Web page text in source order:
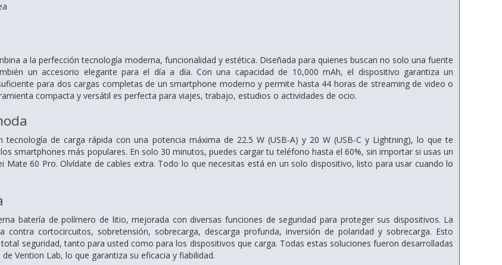
a la perfección tecnología moderna, funcionalidad y estética. Diseñada para quienes buscan no solo una fuente
un accesorio elegante para el día a día. Con una capacidad de 10,000 mAh, el dispositivo garantiza un
para dos cargas completas de un smartphone moderno y permite hasta 44 horas de streaming de video o
compacta y versátil es perfecta para viajes, trabajo, estudios o actividades de ocio.
tecnología de carga rápida con una potencia máxima de 22.5 W (USB-A) y 20 W (USB-C y Lightning), lo que te
smartphones más populares. En solo 30 minutos, puedes cargar tu teléfono hasta el 60%, sin importar si usas un
Mate 60 Pro. Olvídate de cables extra. Todo lo que necesitas está en un solo dispositivo, listo para usar cuando lo
batería de polímero de litio, mejorada con diversas funciones de seguridad para proteger sus dispositivos. La
contra cortocircuitos, sobretensión, sobrecarga, descarga profunda, inversión de polaridad y sobrecarga. Esto
seguridad, tanto para usted como para los dispositivos que carga. Todas estas soluciones fueron desarrolladas
Vention Lab, lo que garantiza su eficacia y fiabilidad.